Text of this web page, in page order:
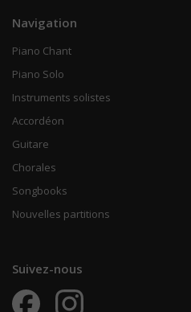
Navigation
Piano Chant
Piano Solo
Instruments solistes
Accordéon
Guitare
Chorales
Songbooks
Nouvelles partitions
Suivez-nous